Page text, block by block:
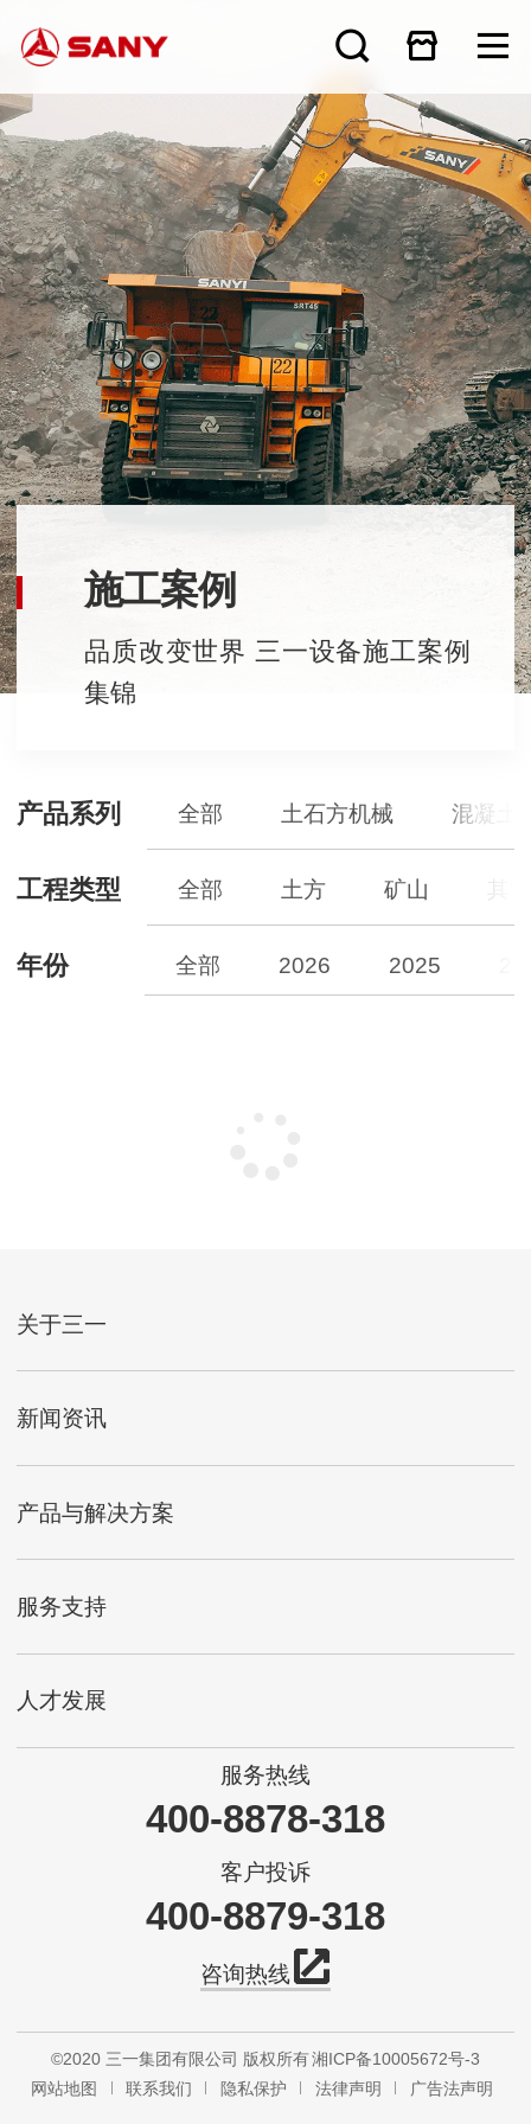
施工案例
品质改变世界 三一设备施工案例
集锦
产品系列 全部 土石方机械 混凝土
工程类型 全部 土方 矿山 其
年份 全部 2026 2025
关于三一
新闻资讯
产品与解决方案
服务支持
人才发展
服务热线
400-8878-318
客户投诉
400-8879-318
咨询热线
©2020 三一集团有限公司 版权所有湘ICP备10005672号-3
网站地图
联系我们 隐私保护 法律声明 广告法声明